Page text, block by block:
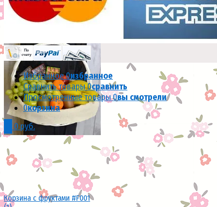
избранное сравнить
Белоснежное ассорти #A6583
В наличии
Корзина с фруктами #F001
Избранное0избранное
Сравнить товары0сравнить
Просмотренные товары0вы смотрели
0корзина
0 руб.